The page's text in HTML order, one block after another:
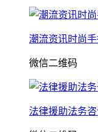
潮流资讯时尚
微信二维码
法律援助法务